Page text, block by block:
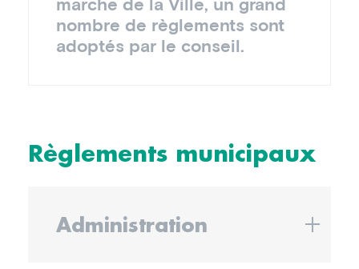
marche de la Ville, un grand
nombre de règlements sont
adoptés par le conseil.
Règlements municipaux
Administration